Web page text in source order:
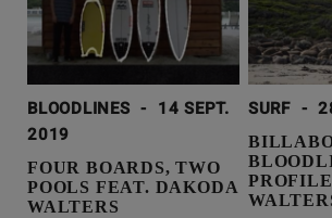
BLOODLINES - 14 SEPT.
2019
FOUR BOARDS, TWO
POOLS FEAT. DAKODA
WALTERS
SURF -